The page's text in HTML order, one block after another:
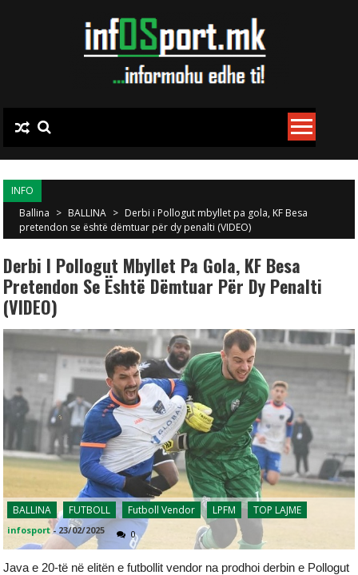
INFO
Ballina > BALLINA > Derbi i Pollogut mbyllet pa gola, KF Besa
pretendon se është dëmtuar për dy penalti (VIDEO)
Derbi I Pollogut Mbyllet Pa Gola, KF Besa
Pretendon Se Është Dëmtuar Për Dy Penalti
(VIDEO)
BALLINA FUTBOLL Futboll Vendor LPFM TOP LAJME
infosport - 23/02/2025 0
Java e 20-të në elitën e futbollit vendor na prodhoi derbin e Pollogut